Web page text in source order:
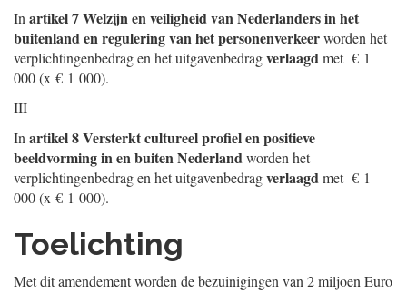
In artikel 7 Welzijn en veiligheid van Nederlanders in het
buitenland en regulering van het personenverkeerworden het
verplichtingenbedrag en het uitgavenbedragverlaagdmet € 1
000 (x € 1 000).
III
In artikel 8 Versterkt cultureel profiel en positieve
beeldvorming in en buiten Nederlandworden het
verplichtingenbedrag en het uitgavenbedragverlaagdmet € 1
000 (x € 1 000).
Toelichting
Met dit amendement worden de bezuinigingen van 2 miljoen Euro